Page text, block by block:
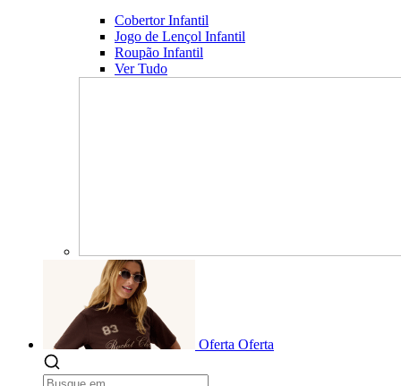
Cobertor Infantil
Jogo de Lençol Infantil
Roupão Infantil
Ver Tudo
Oferta Oferta